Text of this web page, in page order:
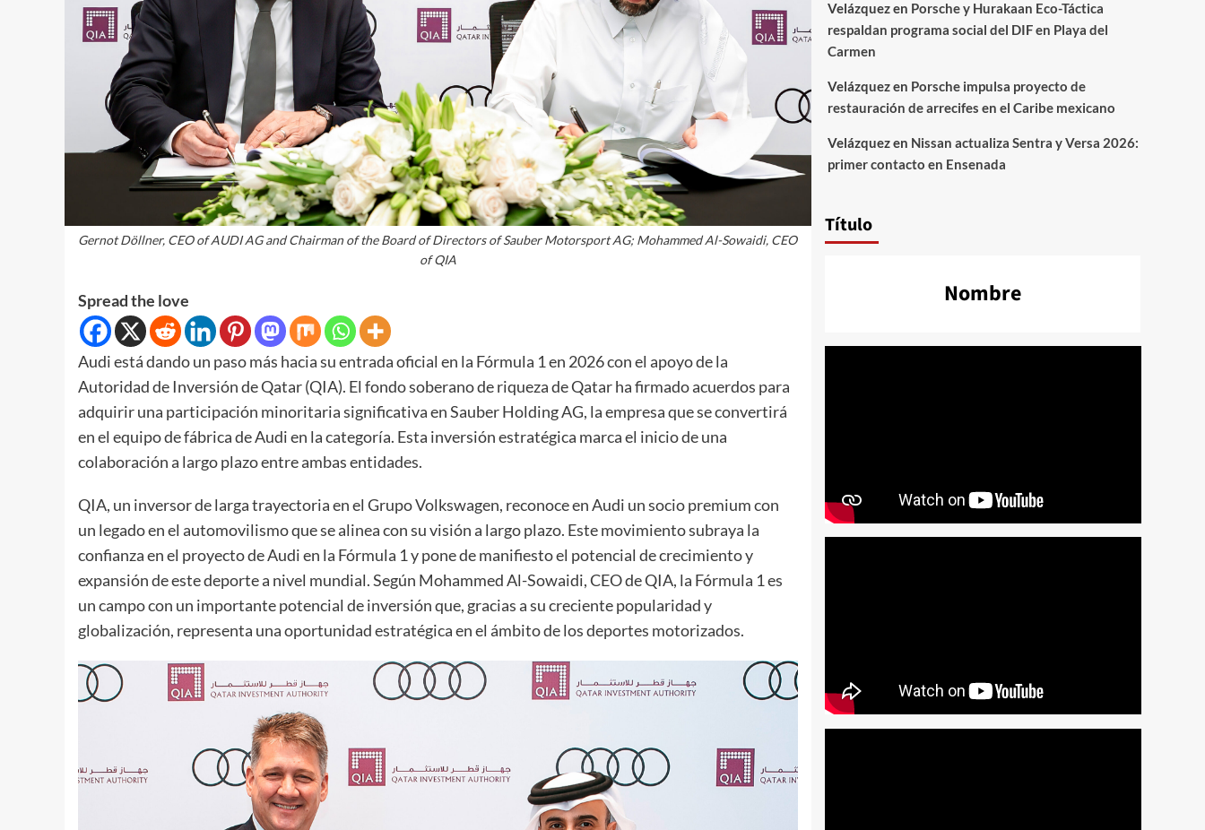
Gernot Döllner, CEO of AUDI AG and Chairman of the Board of Directors of Sauber Motorsport AG; Mohammed Al-Sowaidi, CEO
of QIA
Spread the love
Audi está dando un paso más hacia su entrada oficial en la Fórmula 1 en 2026 con el apoyo de la
Autoridad de Inversión de Qatar (QIA). El fondo soberano de riqueza de Qatar ha firmado acuerdos para
adquirir una participación minoritaria significativa en Sauber Holding AG, la empresa que se convertirá
en el equipo de fábrica de Audi en la categoría. Esta inversión estratégica marca el inicio de una
colaboración a largo plazo entre ambas entidades.
QIA, un inversor de larga trayectoria en el Grupo Volkswagen, reconoce en Audi un socio premium con
un legado en el automovilismo que se alinea con su visión a largo plazo. Este movimiento subraya la
confianza en el proyecto de Audi en la Fórmula 1 y pone de manifiesto el potencial de crecimiento y
expansión de este deporte a nivel mundial. Según Mohammed Al-Sowaidi, CEO de QIA, la Fórmula 1 es
un campo con un importante potencial de inversión que, gracias a su creciente popularidad y
globalización, representa una oportunidad estratégica en el ámbito de los deportes motorizados.
Velázquezen Porsche y Hurakaan Eco-Táctica
respaldan programa social del DIF en Playa del
Carmen
Velázquezen Porsche impulsa proyecto de
restauración de arrecifes en el Caribe mexicano
Velázquezen Nissan actualiza Sentra y Versa 2026:
primer contacto en Ensenada
Título
Nombre